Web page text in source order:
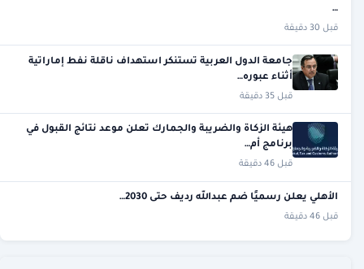
…
قبل 30 دقيقة
جامعة الدول العربية تستنكر استهداف ناقلة نفط إماراتية
أثناء عبوره…
قبل 35 دقيقة
هيئة الزكاة والضريبة والجمارك تعلن موعد نتائج القبول في
برنامج أم…
قبل 46 دقيقة
الأهلي يعلن رسميًا ضم عبدالله رديف حتى 2030…
قبل 46 دقيقة